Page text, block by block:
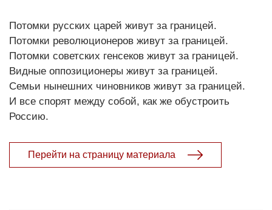
Потомки русских царей живут за границей.
Потомки революционеров живут за границей.
Потомки советских генсеков живут за границей.
Видные оппозиционеры живут за границей.
Семьи нынешних чиновников живут за границей.
И все спорят между собой, как же обустроить
Россию.
Перейти на страницу материала